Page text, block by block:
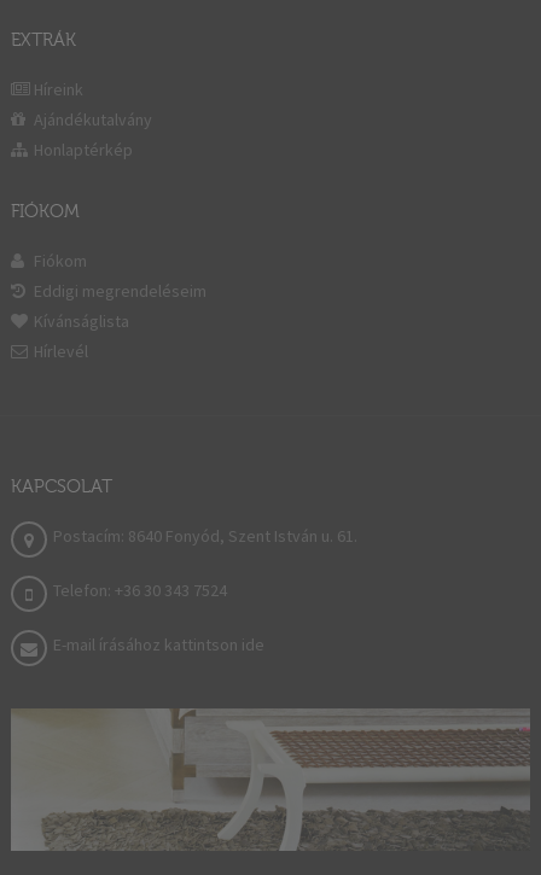
EXTRÁK
Híreink
Ajándékutalvány
Honlaptérkép
FIÓKOM
Fiókom
Eddigi megrendeléseim
Kívánságlista
Hírlevél
KAPCSOLAT
Postacím: 8640 Fonyód, Szent István u. 61.
Telefon: +36 30 343 7524
E-mail írásához kattintson ide